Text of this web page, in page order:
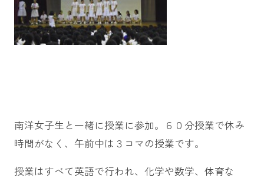
南洋女子生と一緒に授業に参加。６０分授業で休み
時間がなく、午前中は３コマの授業です。
授業はすべて英語で行われ、化学や数学、体育な